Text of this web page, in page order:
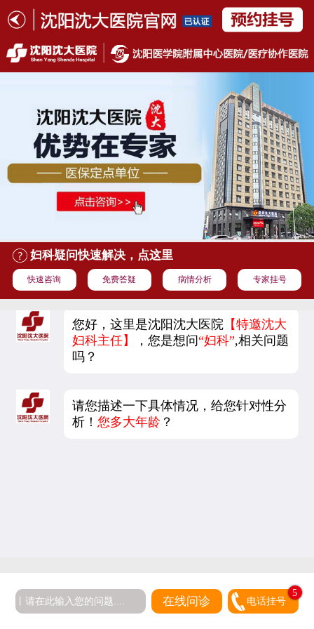
妇科疑问快速解决，点这里
快速咨询 免费答疑 病情分析 专家挂号
您好，这里是沈阳沈大医院 【特邀沈大
妇科主任】
，您是想问“妇科”,相关问题
吗？
请您描述一下具体情况，给您针对性分
析！您多大年龄 ？
在线问诊 电话挂号
5